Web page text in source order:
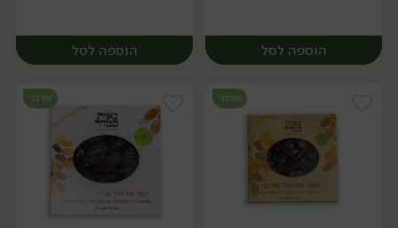
הוספה לסל הוספה לסל
אורגני אורגני